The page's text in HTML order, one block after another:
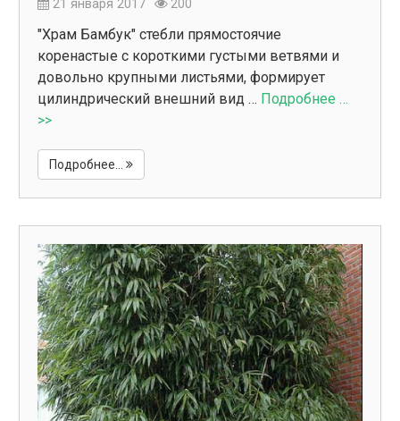
21 января 2017 200
"Храм Бамбук" стебли прямостоячие
коренастые с короткими густыми ветвями и
довольно крупными листьями, формирует
цилиндрический внешний вид … Подробнее …
>>
Подробнее...